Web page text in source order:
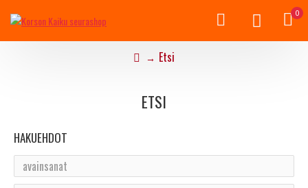
0
Etsi
ETSI
HAKUEHDOT